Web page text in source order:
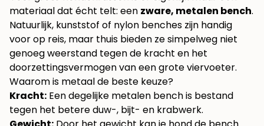
materiaal dat écht telt: een zware, metalen bench.
Natuurlijk, kunststof of nylon benches zijn handig
voor op reis, maar thuis bieden ze simpelweg niet
genoeg weerstand tegen de kracht en het
doorzettingsvermogen van een grote viervoeter.
Waarom is metaal de beste keuze?
Kracht: Een degelijke metalen bench is bestand
tegen het betere duw-, bijt- en krabwerk.